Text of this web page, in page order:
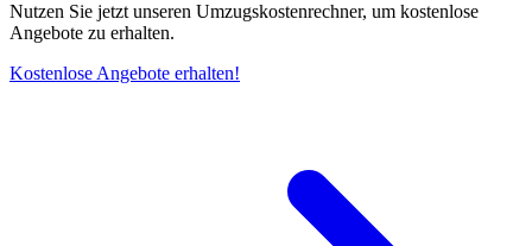
Nutzen Sie jetzt unseren Umzugskostenrechner, um kostenlose
Angebote zu erhalten.
Kostenlose Angebote erhalten!